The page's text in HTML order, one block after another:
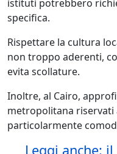
istituti potrebbero
specifica.
Rispettare la cultura
non troppo aderenti,
evita scollature.
Inoltre, al Cairo,
metropolitana riservati
particolarmente
Leggi anche: